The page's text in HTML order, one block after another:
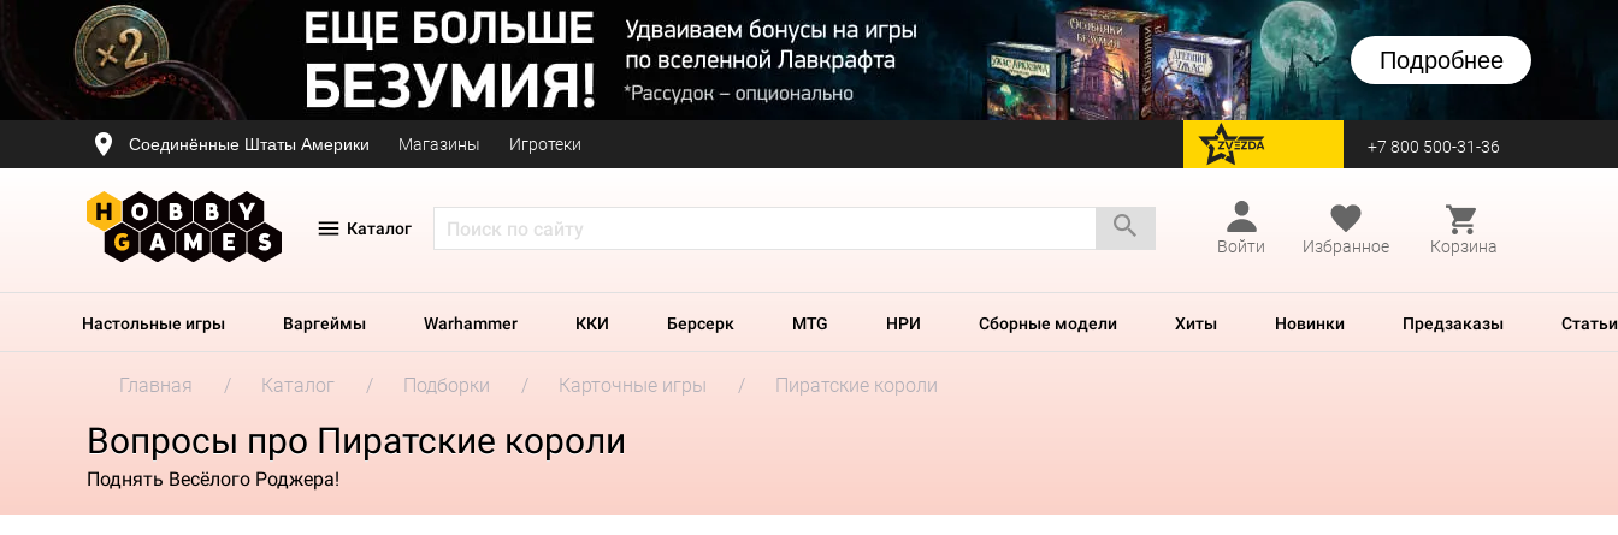
Подробнее
Соединённые Штаты Америки Магазины Игротеки перейти на Zvezda +7 800 500-31-36
Каталог
Войти
Избранное Корзина
Настольные игры Варгеймы Warhammer ККИ Берсерк MTG НРИ Сборные модели Хиты Новинки Предзаказы Статьи
Главная Каталог Подборки Карточные игры Пиратские короли
Вопросы про Пиратские короли
Поднять Весёлого Роджера!